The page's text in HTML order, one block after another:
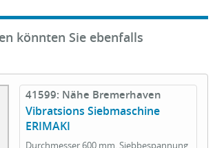
könnten Sie ebenfalls
41599: Nähe Bremerhaven
Vibratsions Siebmaschine
ERIMAKI
Durchmesser 600 mm, Siebbespannung